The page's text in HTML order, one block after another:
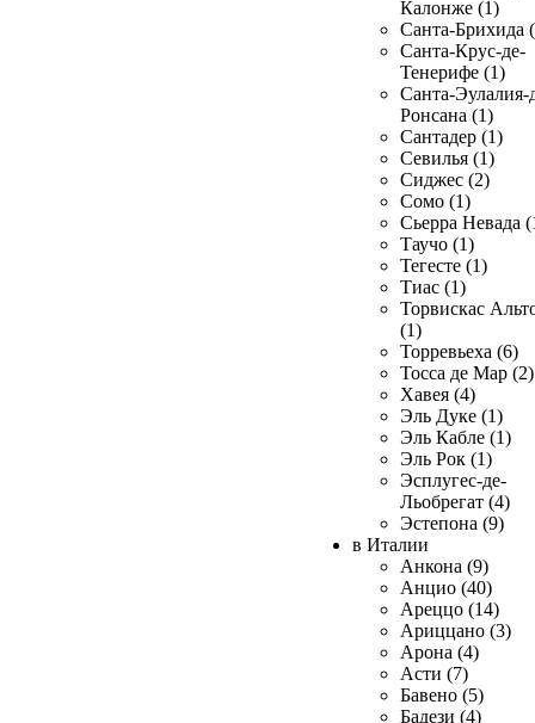
Калонже (1)
Санта-Брихида
Санта-Крус-де-
Тенерифе (1)
Санта-Эулалия-
Ронсана (1)
Сантадер (1)
Севилья (1)
Сиджес (2)
Сомо (1)
Сьерра Невада
Таучо (1)
Тегесте (1)
Тиас (1)
Торвискас
(1)
Торревьеха (6)
Тосса де Мар (2)
Хавея (4)
Эль Дуке (1)
Эль Кабле (1)
Эль Рок (1)
Эсплугес-де-
Льобрегат (4)
Эстепона (9)
в Италии
Анкона (9)
Анцио (40)
Ареццо (14)
Ариццано (3)
Арона (4)
Асти (7)
Бавено (5)
Бадези (4)